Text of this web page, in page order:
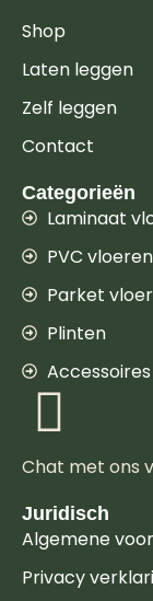
Shop
Laten leggen
Zelf leggen
Contact
Categorieën
Laminaat
PVC vloeren
Parket
Plinten
Accessoires
Chat met ons
Juridisch
Algemene
Privacy